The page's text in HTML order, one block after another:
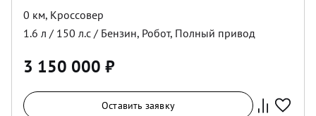
0 км, Кроссовер
1.6 л / 150 л.с / Бензин, Робот, Полный привод
3 150 000 ₽
Оставить заявку